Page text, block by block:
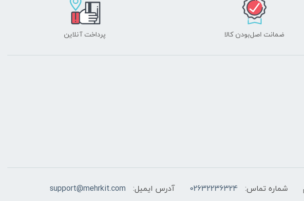
ضمانت اصل‌بودن کالا پرداخت آنلاین
شماره تماس: 02632236324 آدرس ایمیل: support@mehrkit.com